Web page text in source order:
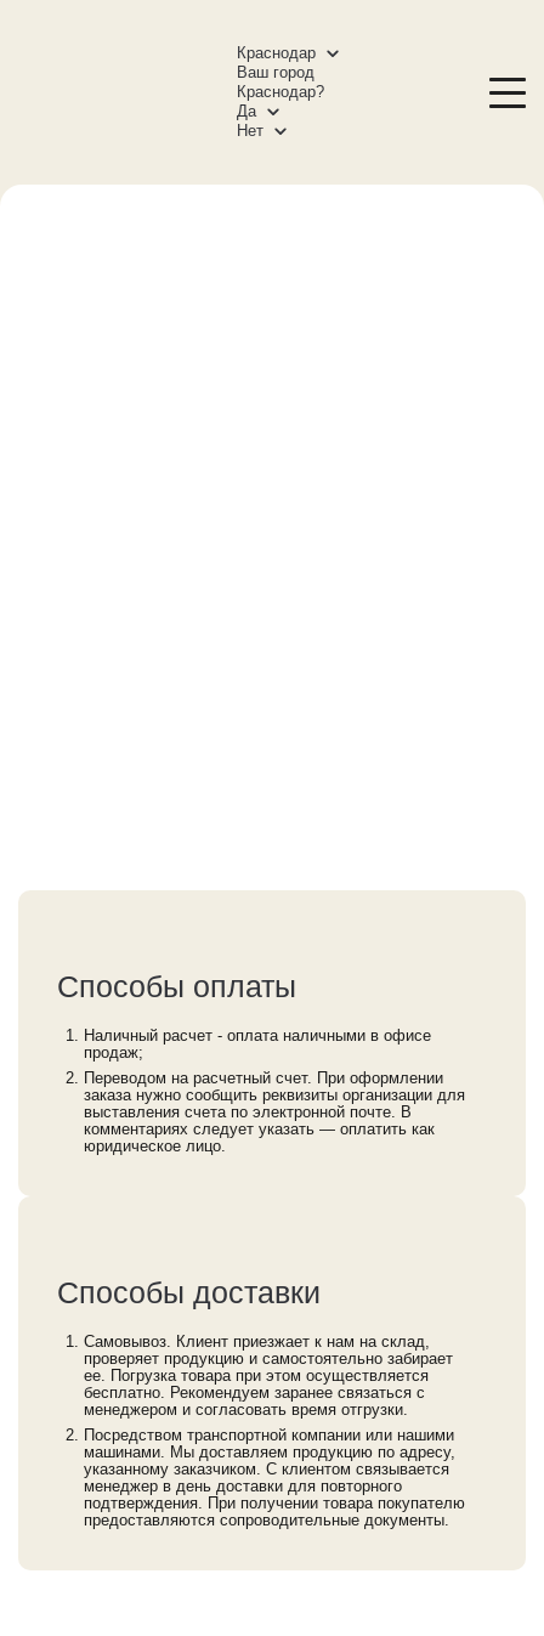
Краснодар
Ваш город
Краснодар?
Да
Нет
Способы оплаты
Наличный расчет - оплата наличными в офисе
продаж;
Переводом на расчетный счет. При оформлении
заказа нужно сообщить реквизиты организации для
выставления счета по электронной почте. В
комментариях следует указать — оплатить как
юридическое лицо.
Способы доставки
Самовывоз. Клиент приезжает к нам на склад,
проверяет продукцию и самостоятельно забирает
ее. Погрузка товара при этом осуществляется
бесплатно. Рекомендуем заранее связаться с
менеджером и согласовать время отгрузки.
Посредством транспортной компании или нашими
машинами. Мы доставляем продукцию по адресу,
указанному заказчиком. С клиентом связывается
менеджер в день доставки для повторного
подтверждения. При получении товара покупателю
предоставляются сопроводительные документы.